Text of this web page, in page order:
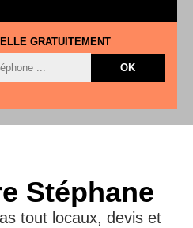
GRATUITEMENT
Stéphane
tout locaux, devis et